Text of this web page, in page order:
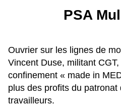
PSA
Ouvrier sur les lignes de
Vincent Duse, militant
confinement « made in
plus des profits du
travailleurs.